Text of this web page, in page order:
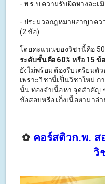
- พ.ร.บ.ความรับผิดทางละเ
- ประมวลกฎหมายอาญาค
(2 ข้อ)
โดยคะแนนของวิชานี้คือ
ระดับชั้นคือ 60% หรือ 15 ข้
ยังไม่พร้อม ต้องรีบเตรียมตั
เพราะวิชานี้เป็นวิชาใหม่ ก
นั้น ท่องจำเนื้อหา จุดสำคัญ
ข้อสอบหรือ เก็งเนื้อหามาอ่า
✿ คอร์สติวก.พ. ส
วิ